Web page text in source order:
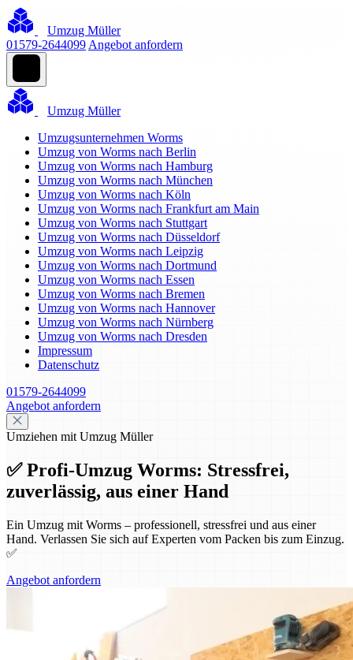
Umzug Müller
01579-2644099 Angebot anfordern
Umzug Müller
Umzugsunternehmen Worms
Umzug von Worms nach Berlin
Umzug von Worms nach Hamburg
Umzug von Worms nach München
Umzug von Worms nach Köln
Umzug von Worms nach Frankfurt am Main
Umzug von Worms nach Stuttgart
Umzug von Worms nach Düsseldorf
Umzug von Worms nach Leipzig
Umzug von Worms nach Dortmund
Umzug von Worms nach Essen
Umzug von Worms nach Bremen
Umzug von Worms nach Hannover
Umzug von Worms nach Nürnberg
Umzug von Worms nach Dresden
Impressum
Datenschutz
01579-2644099
Angebot anfordern
Umziehen mit Umzug Müller
✅ Profi-Umzug Worms: Stressfrei,
zuverlässig, aus einer Hand
Ein Umzug mit Worms – professionell, stressfrei und aus einer
Hand. Verlassen Sie sich auf Experten vom Packen bis zum Einzug.
✅
Angebot anfordern